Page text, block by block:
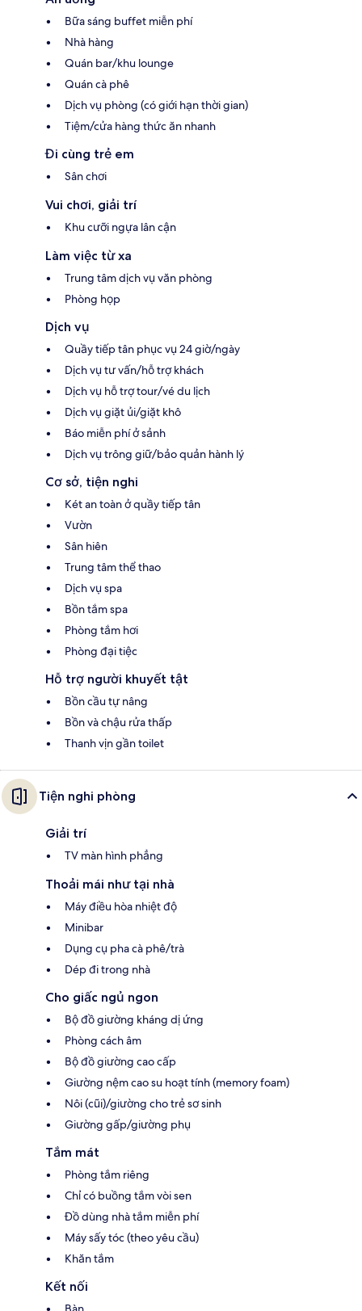
Bữa sáng buffet miễn phí
Nhà hàng
Quán bar/khu lounge
Quán cà phê
Dịch vụ phòng (có giới hạn thời gian)
Tiệm/cửa hàng thức ăn nhanh
Đi cùng trẻ em
Sân chơi
Vui chơi, giải trí
Khu cưỡi ngựa lân cận
Làm việc từ xa
Trung tâm dịch vụ văn phòng
Phòng họp
Dịch vụ
Quầy tiếp tân phục vụ 24 giờ/ngày
Dịch vụ tư vấn/hỗ trợ khách
Dịch vụ hỗ trợ tour/vé du lịch
Dịch vụ giặt ủi/giặt khô
Báo miễn phí ở sảnh
Dịch vụ trông giữ/bảo quản hành lý
Cơ sở, tiện nghi
Két an toàn ở quầy tiếp tân
Vườn
Sân hiên
Trung tâm thể thao
Dịch vụ spa
Bồn tắm spa
Phòng tắm hơi
Phòng đại tiệc
Hỗ trợ người khuyết tật
Bồn cầu tự nâng
Bồn và chậu rửa thấp
Thanh vịn gần toilet
Tiện nghi phòng
Giải trí
TV màn hình phẳng
Thoải mái như tại nhà
Máy điều hòa nhiệt độ
Minibar
Dụng cụ pha cà phê/trà
Dép đi trong nhà
Cho giấc ngủ ngon
Bộ đồ giường kháng dị ứng
Phòng cách âm
Bộ đồ giường cao cấp
Giường nệm cao su hoạt tính (memory foam)
Nôi (cũi)/giường cho trẻ sơ sinh
Giường gấp/giường phụ
Tắm mát
Phòng tắm riêng
Chỉ có buồng tắm vòi sen
Đồ dùng nhà tắm miễn phí
Máy sấy tóc (theo yêu cầu)
Khăn tắm
Kết nối